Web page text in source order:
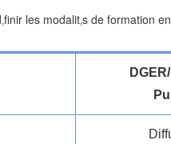
les modalit‚s de formation